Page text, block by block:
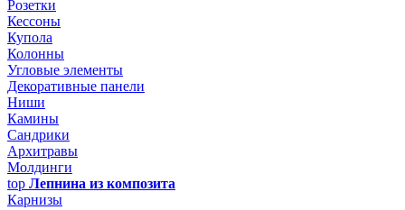
Розетки
Кессоны
Купола
Колонны
Угловые элементы
Декоративные панели
Ниши
Камины
Сандрики
Архитравы
Молдинги
top Лепнина из композита
Карнизы